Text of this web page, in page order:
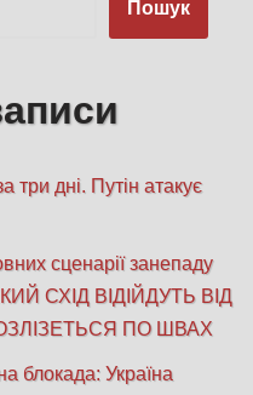
Пошук
три дні. Путін атакує
сценарії занепаду
СХІД ВІДІЙДУТЬ ВІД
ПО ШВАХ
блокада: Україна